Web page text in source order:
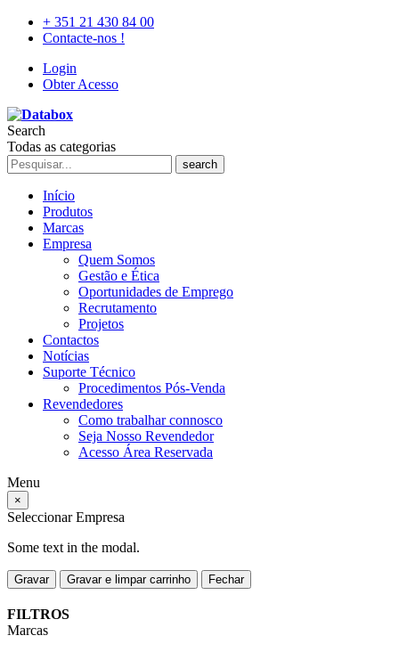
+ 351 21 430 84 00
Contacte-nos !
Login
Obter Acesso
Search
Todas as categorias
search
Início
Produtos
Marcas
Empresa
Quem Somos
Gestão e Ética
Oportunidades de Emprego
Recrutamento
Projetos
Contactos
Notícias
Suporte Técnico
Procedimentos Pós-Venda
Revendedores
Como trabalhar connosco
Seja Nosso Revendedor
Acesso Área Reservada
Menu
×
Seleccionar Empresa
Some text in the modal.
Gravar Gravar e limpar carrinho Fechar
FILTROS
Marcas